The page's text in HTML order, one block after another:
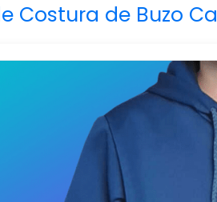
Costura de Buzo